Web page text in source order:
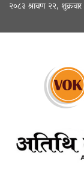
Skip
content
२०८३ श्रावण २२, शुक्रवार